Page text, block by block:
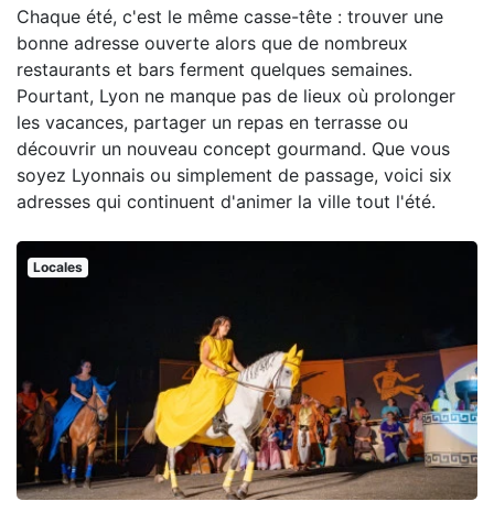
Chaque été, c'est le même casse-tête : trouver une
bonne adresse ouverte alors que de nombreux
restaurants et bars ferment quelques semaines.
Pourtant, Lyon ne manque pas de lieux où prolonger
les vacances, partager un repas en terrasse ou
découvrir un nouveau concept gourmand. Que vous
soyez Lyonnais ou simplement de passage, voici six
adresses qui continuent d'animer la ville tout l'été.
Locales